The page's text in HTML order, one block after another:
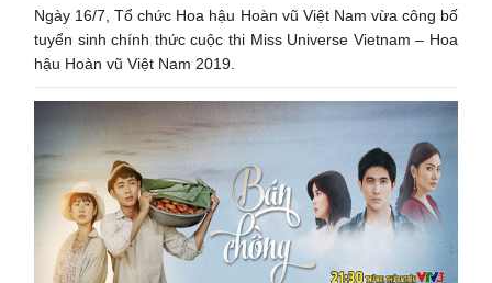
Ngày 16/7, Tổ chức Hoa hậu Hoàn vũ Việt Nam vừa công bố
tuyển sinh chính thức cuộc thi Miss Universe Vietnam – Hoa
hậu Hoàn vũ Việt Nam 2019.